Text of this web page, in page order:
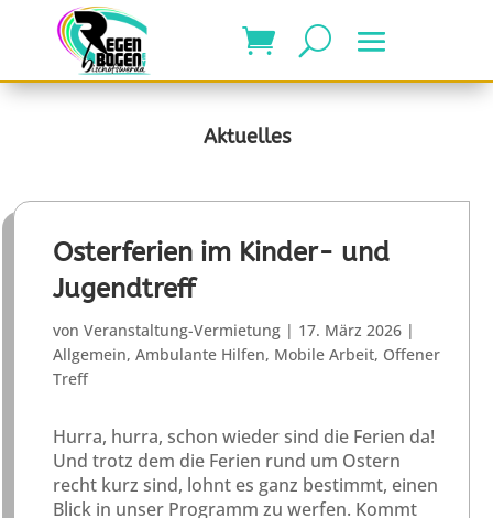
Aktuelles
Osterferien im Kinder- und
Jugendtreff
vonVeranstaltung-Vermietung | 17. März 2026 |
Allgemein,Ambulante Hilfen, Mobile Arbeit, Offener
Treff
Hurra, hurra, schon wieder sind die Ferien da!
Und trotz dem die Ferien rund um Ostern
recht kurz sind, lohnt es ganz bestimmt, einen
Blick in unser Programm zu werfen. Kommt